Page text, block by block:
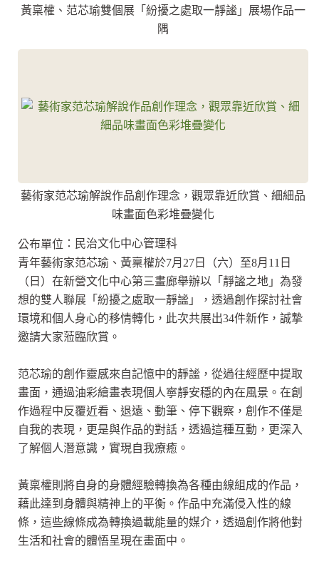
黃稟權、范芯瑜雙個展「紛擾之處取一靜謐」展場作品一
隅
藝術家范芯瑜解說作品創作理念，觀眾靠近欣賞、細細品
味畫面色彩堆疊變化
公布單位 ：民治文化中心管理科
青年藝術家范芯瑜、黃稟權於7月27日（六）至8月11日
（日）在新營文化中心第三畫廊舉辦以「靜謐之地」為發
想的雙人聯展「紛擾之處取一靜謐」，透過創作探討社會
環境和個人身心的移情轉化，此次共展出34件新作，誠摯
邀請大家蒞臨欣賞。
范芯瑜的創作靈感來自記憶中的靜謐，從過往經歷中提取
畫面，通過油彩繪畫表現個人寧靜安穩的內在風景。在創
作過程中反覆近看、退遠、動筆、停下觀察，創作不僅是
自我的表現，更是與作品的對話，透過這種互動，更深入
了解個人潛意識，實現自我療癒。
黃稟權則將自身的身體經驗轉換為各種由線組成的作品，
藉此達到身體與精神上的平衡。作品中充滿侵入性的線
條，這些線條成為轉換過載能量的媒介，透過創作將他對
生活和社會的體悟呈現在畫面中。